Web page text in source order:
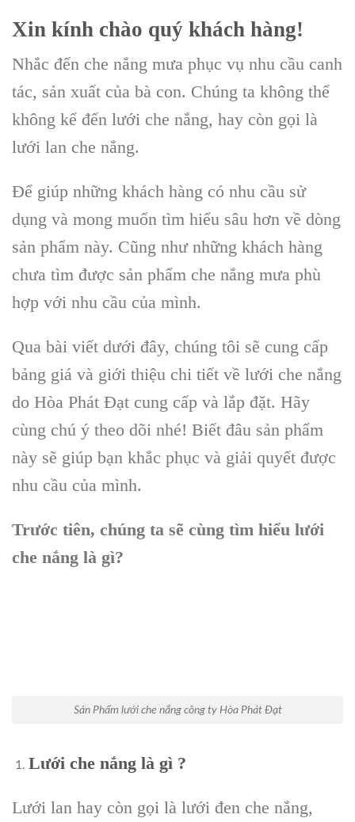
Xin kính chào quý khách hàng!
Nhắc đến che nắng mưa phục vụ nhu cầu canh
tác, sản xuất của bà con. Chúng ta không thể
không kể đến lưới che nắng, hay còn gọi là
lưới lan che nắng.
Để giúp những khách hàng có nhu cầu sử
dụng và mong muốn tìm hiểu sâu hơn về dòng
sản phẩm này. Cũng như những khách hàng
chưa tìm được sản phẩm che nắng mưa phù
hợp với nhu cầu của mình.
Qua bài viết dưới đây, chúng tôi sẽ cung cấp
bảng giá và giới thiệu chi tiết về lưới che nắng
do Hòa Phát Đạt cung cấp và lắp đặt. Hãy
cùng chú ý theo dõi nhé! Biết đâu sản phẩm
này sẽ giúp bạn khắc phục và giải quyết được
nhu cầu của mình.
Trước tiên, chúng ta sẽ cùng tìm hiểu lưới
che nắng là gì?
Sản Phẩm lưới che nắng công ty Hòa Phát Đạt
Lưới che nắng là gì ?
Lưới lan hay còn gọi là lưới đen che nắng,